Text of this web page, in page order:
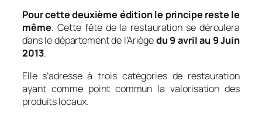
Pour cette deuxième édition le principe reste le
même. Cette fête de la restauration se déroulera
dans le département de l’Ariègedu 9 avril au 9 Juin
2013.
Elle s’adresse à trois catégories de restauration
ayant comme point commun la valorisation des
produits locaux.